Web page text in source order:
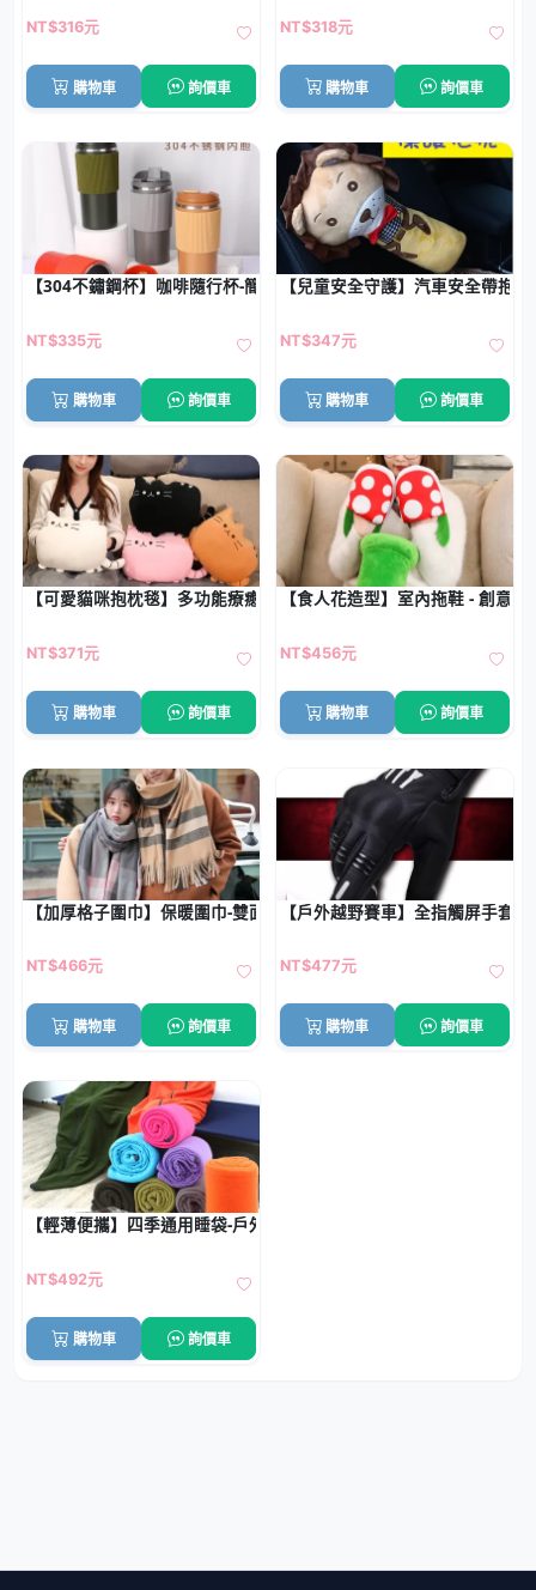
NT$316元
購物車 詢價車
NT$318元
購物車 詢價車
【304不鏽鋼杯】咖啡隨行杯-簡約保溫防滑設計
NT$335元
購物車 詢價車
【兒童安全守護】汽車安全帶抱
NT$347元
購物車 詢價車
【可愛貓咪抱枕毯】多功能療癒-暖手午睡靠墊
NT$371元
購物車 詢價車
【食人花造型】室內拖鞋 - 創意保
NT$456元
購物車 詢價車
【加厚格子圍巾】保暖圍巾-雙面仿羊絨披肩
NT$466元
購物車 詢價車
【戶外越野賽車】全指觸屏手套 -
NT$477元
購物車 詢價車
【輕薄便攜】四季通用睡袋-戶外旅行多功能毛毯
NT$492元
購物車 詢價車